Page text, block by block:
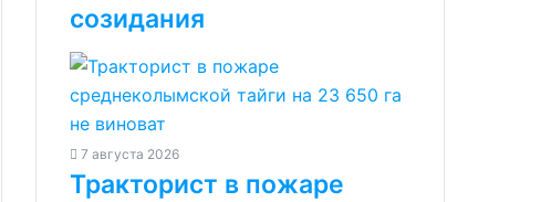
созидания
7 августа 2026
Тракторист в пожаре